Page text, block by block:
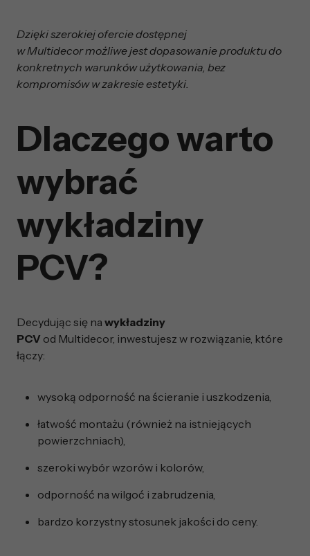
Dzięki szerokiej ofercie dostępnej
w Multidecor możliwe jest dopasowanie produktu do
konkretnych warunków użytkowania, bez
kompromisów w zakresie estetyki.
Dlaczego warto
wybrać
wykładziny
PCV?
Decydując się na wykładziny
PCV od Multidecor, inwestujesz w rozwiązanie, które
łączy:
wysoką odporność na ścieranie i uszkodzenia,
łatwość montażu (również na istniejących
powierzchniach),
szeroki wybór wzorów i kolorów,
odporność na wilgoć i zabrudzenia,
bardzo korzystny stosunek jakości do ceny.